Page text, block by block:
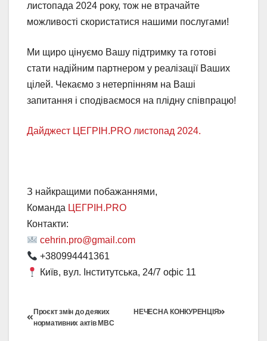
листопада 2024 року, тож не втрачайте
можливості скористатися нашими послугами!
Ми щиро цінуємо Вашу підтримку та готові
стати надійним партнером у реалізації Ваших
цілей. Чекаємо з нетерпінням на Ваші
запитання і сподіваємося на плідну співпрацю!
Дайджест ЦЕГРІН.PRO листопад 2024.
З найкращими побажаннями,
Команда ЦЕГРІН.PRO
Контакти:
cehrin.pro@gmail.com
+380994441361
Київ, вул. Інститутська, 24/7 офіс 11
НЕЧЕСНА КОНКУРЕНЦІЯ
Проєкт змін до деяких
нормативних актів МВС